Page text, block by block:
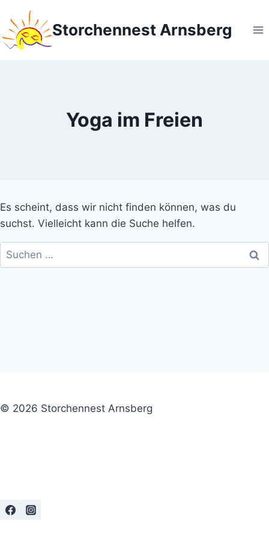
Inhalt
springen
Storchennest Arnsberg
Yoga im Freien
Es scheint, dass wir nicht finden können, was du
suchst. Vielleicht kann die Suche helfen.
Suchen
nach:
© 2026 Storchennest Arnsberg